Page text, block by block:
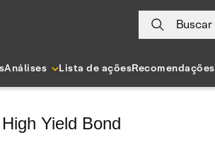
Buscar
Análises Lista de açõesRecomendações
Yield Bond